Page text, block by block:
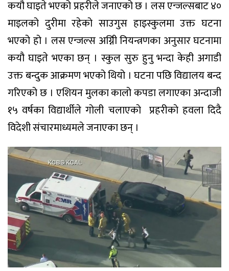
कयौ घाइते भएको प्रहरीले जनाएको छ । लस एन्जल्सबाट ४०
माइलको दुरीमा रहेको साउगुस हाइस्कुलमा उक्त घटना
भएको हो । लस एन्जल्स अग्निी नियन्त्रणका अनुसार घटनामा
कयौ घाइते भएका छन् । स्कुल सुरु हुनु भन्दा केही अगाडी
उक्त बन्दुक आक्रमण भएको थियो । घटना पछि विद्यालय बन्द
गरिएको छ । एशियन मुलका कालो कपडा लगाएका अन्दाजी
१५ वर्षका विद्यार्थीले गोली चलाएकाे प्रहरीकाे हवला दिदै
विदेशी संचारमाध्यमले जनाएका छन् ।